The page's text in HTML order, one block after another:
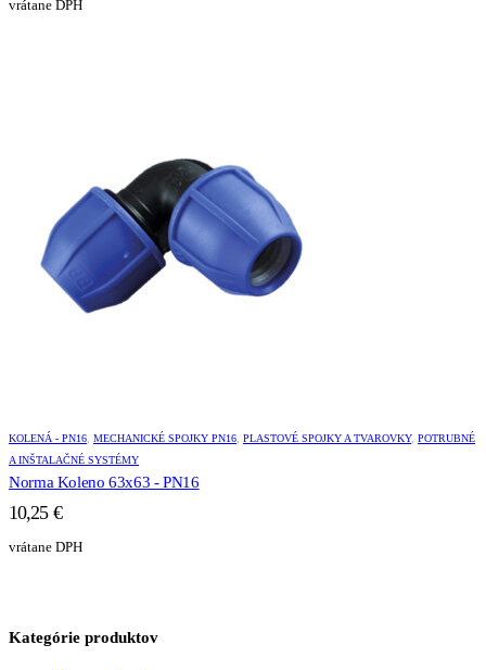
vrátane DPH
KOLENÁ - PN16, MECHANICKÉ SPOJKY PN16, PLASTOVÉ SPOJKY A TVAROVKY, POTRUBNÉ
A INŠTALAČNÉ SYSTÉMY
Norma Koleno 63x63 - PN16
10,25 €
vrátane DPH
Kategórie produktov